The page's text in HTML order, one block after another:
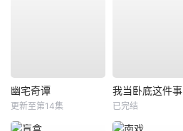
幽宅奇谭
更新至第14集
我当卧底这件事
已完结